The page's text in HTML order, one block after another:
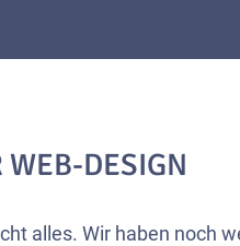
WEB-DESIGN
alles. Wir haben noch